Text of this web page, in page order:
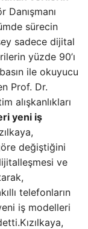
Danışmanı
sürecin
sadece dijital
yüzde 90’ı
ile okuyucu
Prof. Dr.
alışkanlıkları
yeni iş
değiştiğini
ve
telefonların
iş modelleri